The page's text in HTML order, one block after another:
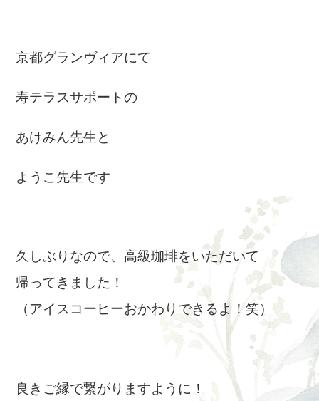
京都グランヴィアにて
寿テラスサポートの
あけみん先生と
ようこ先生です
久しぶりなので、高級珈琲をいただいて
帰ってきました！
（アイスコーヒーおかわりできるよ！笑）
良きご縁で繋がりますように！